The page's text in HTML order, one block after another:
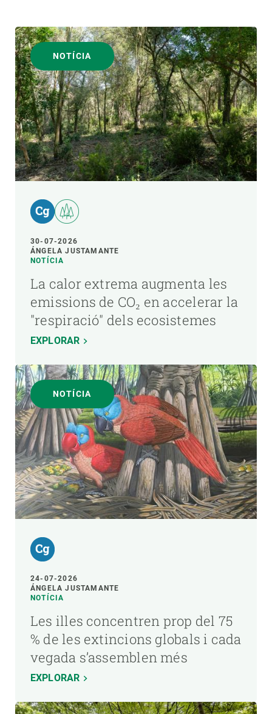
NOTÍCIA
30-07-2026
ÁNGELA JUSTAMANTE
NOTÍCIA
La calor extrema augmenta les
emissions de CO₂ en accelerar la
"respiració" dels ecosistemes
EXPLORAR
NOTÍCIA
24-07-2026
ÁNGELA JUSTAMANTE
NOTÍCIA
Les illes concentren prop del 75
% de les extincions globals i cada
vegada s’assemblen més
EXPLORAR